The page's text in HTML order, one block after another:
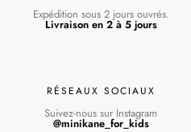
Expédition sous 2 jours ouvrés.
Livraison en 2 à 5 jours
RÉSEAUX SOCIAUX
Suivez-nous sur Instagram
@minikane_for_kids